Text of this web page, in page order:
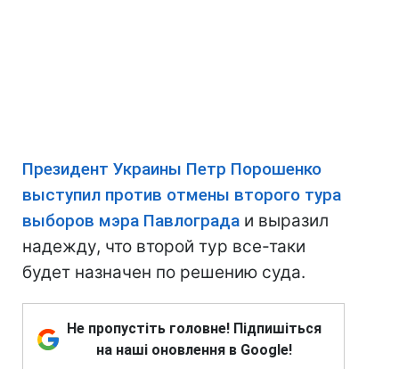
Президент Украины Петр Порошенко
выступил против отмены второго тура
выборов мэра Павлограда и выразил
надежду, что второй тур все-таки
будет назначен по решению суда.
Не пропустіть головне! Підпишіться
на наші оновлення в Google!